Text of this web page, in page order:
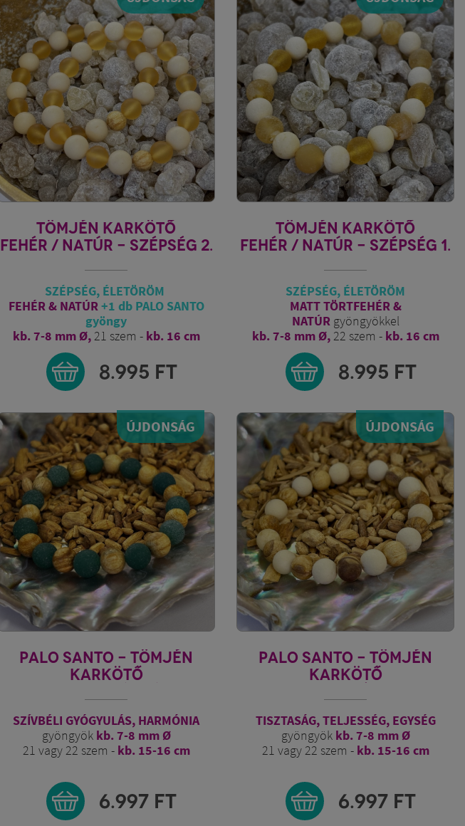
TÖMJÉN KARKÖTŐ
FEHÉR / NATÚR - SZÉPSÉG 2.
SZÉPSÉG, ÉLETÖRÖM
FEHÉR & NATÚR+1 db PALO SANTO
gyöngy
kb. 7-8 mm Ø,21 szem - kb. 16 cm
8.995 FT
TÖMJÉN KARKÖTŐ
FEHÉR / NATÚR - SZÉPSÉG 1.
SZÉPSÉG, ÉLETÖRÖM
MATT TÖRTFEHÉR &
NATÚRgyöngyökkel
kb. 7-8 mm Ø,22 szem - kb. 16 cm
8.995 FT
ÚJDONSÁG
PALO SANTO - TÖMJÉN
KARKÖTŐ
SZÍVBÉLI GYÓGYULÁS, HARMÓNIA
gyöngyök kb. 7-8 mm Ø
21 vagy 22 szem - kb. 15-16 cm
6.997 FT
ÚJDONSÁG
PALO SANTO - TÖMJÉN
KARKÖTŐ
TISZTASÁG, TELJESSÉG, EGYSÉG
gyöngyök kb. 7-8 mm Ø
21 vagy 22 szem - kb. 15-16 cm
6.997 FT